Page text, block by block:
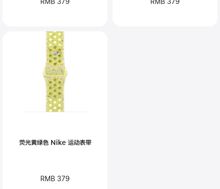
荧光黄绿色 Nike 运动表带
RMB 379